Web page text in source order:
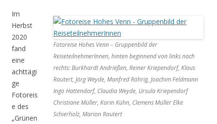
Fotoreise Hohes Venn – Gruppenbild der
ReiseteilnehmerInnen, hinten beginnend von links nach
rechts: Burkhardt Andrießen, Reiner Kriependorf, Klaus
Rautert, Jörg Weyde, Manfred Röhrig, Joachim Feldmann
Ingo Hattendorf, Claudia Weyde, Ursula Kriependorf
Christiane Müller, Karin Kühn, Clemens Müller Elke
Schierholz, Marion Rautert
Im
Herbst
2020
fand
eine
achttägi
ge
Fotoreis
e des
„Grünen